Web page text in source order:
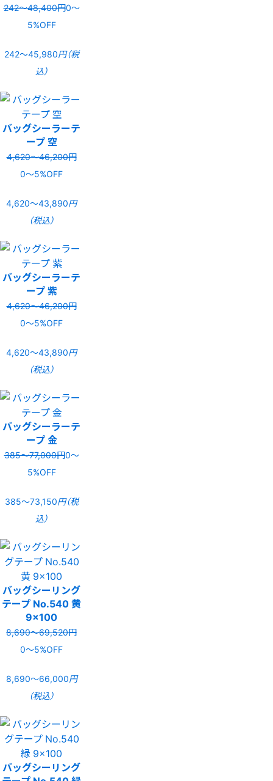
242〜48,400円0〜
5%OFF
242〜45,980円（税
込）
バッグシーラーテ
ープ 空
4,620〜46,200円
0〜5%OFF
4,620〜43,890円
（税込）
バッグシーラーテ
ープ 紫
4,620〜46,200円
0〜5%OFF
4,620〜43,890円
（税込）
バッグシーラーテ
ープ 金
385〜77,000円0〜
5%OFF
385〜73,150円（税
込）
バッグシーリング
テープ No.540 黄
9×100
8,690〜69,520円
0〜5%OFF
8,690〜66,000円
（税込）
バッグシーリング